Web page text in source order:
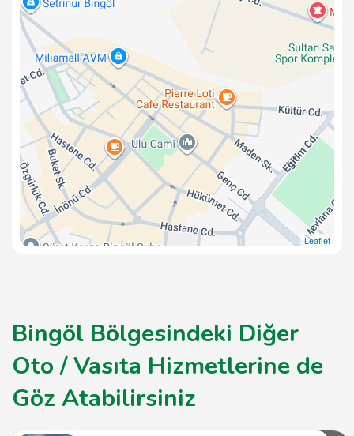
Leaflet
Bingöl Bölgesindeki Diğer
Oto / Vasıta Hizmetlerine de
Göz Atabilirsiniz